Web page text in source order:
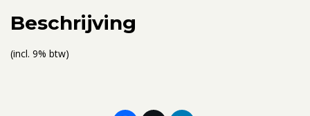
Beschrijving
(incl. 9% btw)